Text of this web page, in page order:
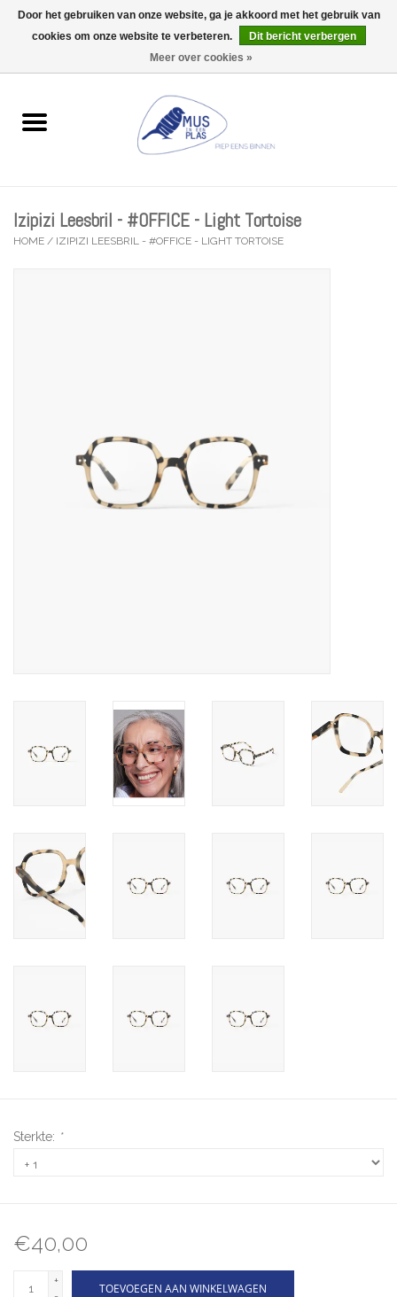
0 Artikelen - €0,00
Wenskaarten
Lifestyle
Izipizi Leesbril - #OFFICE - Light Tortoise
HOME / IZIPIZI LEESBRIL - #OFFICE - LIGHT TORTOISE
Sterkte: *
€40,00
+
TOEVOEGEN AAN WINKELWAGEN
Door het gebruiken van onze website, ga je akkoord met het gebruik van
cookies om onze website te verbeteren.
Dit bericht verbergen
Meer over cookies »
Wij zijn uitzonderlijk gesloten op Do 13/08